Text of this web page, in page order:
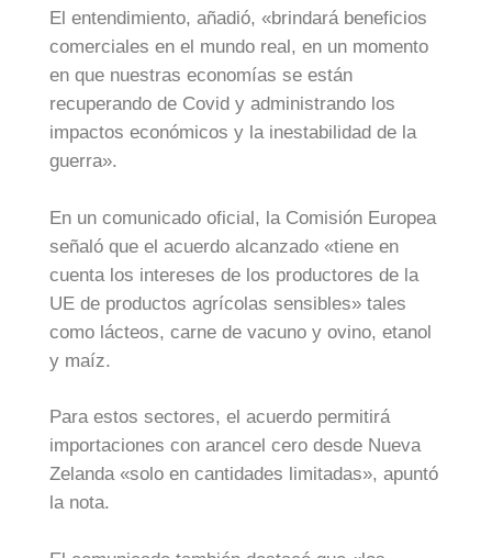
El entendimiento, añadió, «brindará beneficios
comerciales en el mundo real, en un momento
en que nuestras economías se están
recuperando de Covid y administrando los
impactos económicos y la inestabilidad de la
guerra».
En un comunicado oficial, la Comisión Europea
señaló que el acuerdo alcanzado «tiene en
cuenta los intereses de los productores de la
UE de productos agrícolas sensibles» tales
como lácteos, carne de vacuno y ovino, etanol
y maíz.
Para estos sectores, el acuerdo permitirá
importaciones con arancel cero desde Nueva
Zelanda «solo en cantidades limitadas», apuntó
la nota.